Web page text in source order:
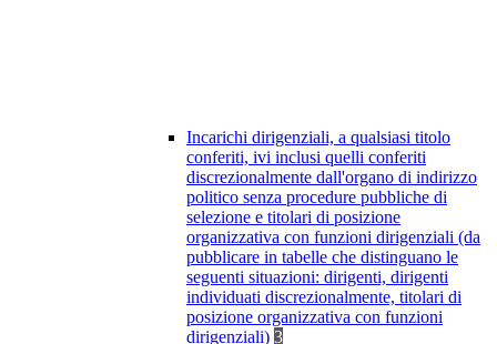
Incarichi dirigenziali, a qualsiasi titolo
conferiti, ivi inclusi quelli conferiti
discrezionalmente dall'organo di indirizzo
politico senza procedure pubbliche di
selezione e titolari di posizione
organizzativa con funzioni dirigenziali (da
pubblicare in tabelle che distinguano le
seguenti situazioni: dirigenti, dirigenti
individuati discrezionalmente, titolari di
posizione organizzativa con funzioni
dirigenziali) 3